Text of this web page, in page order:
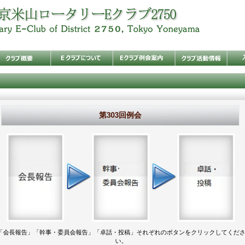
第303回例会
「会長報告」「幹事・委員会報告」「卓話・投稿」それぞれのボタンをクリックしてくださ
い。